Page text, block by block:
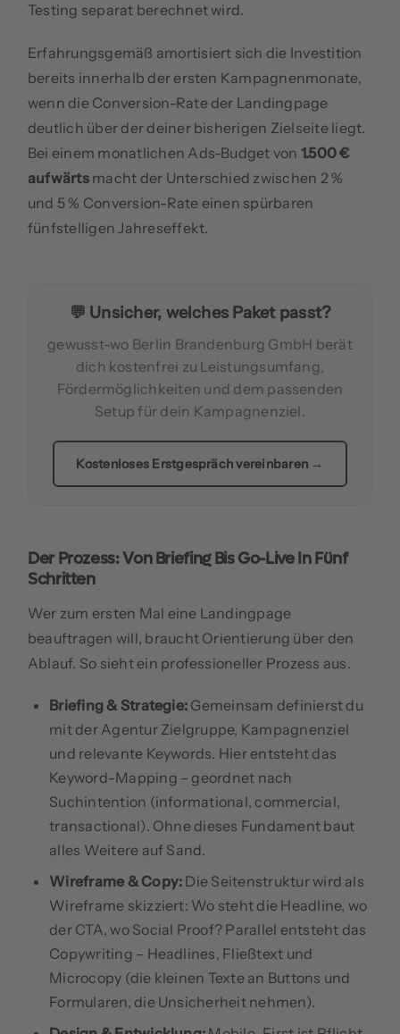
Testing separat berechnet wird.
Erfahrungsgemäß amortisiert sich die Investition
bereits innerhalb der ersten Kampagnenmonate,
wenn die Conversion-Rate der Landingpage
deutlich über der deiner bisherigen Zielseite liegt.
Bei einem monatlichen Ads-Budget von 1.500 €
aufwärtsmacht der Unterschied zwischen 2 %
und 5 % Conversion-Rate einen spürbaren
fünfstelligen Jahreseffekt.
💬 Unsicher, welches Paket passt?
gewusst-wo Berlin Brandenburg GmbH berät
dich kostenfrei zu Leistungsumfang,
Fördermöglichkeiten und dem passenden
Setup für dein Kampagnenziel.
Kostenloses Erstgespräch vereinbaren →
Der Prozess: Von Briefing Bis Go-Live In Fünf
Schritten
Wer zum ersten Mal eine Landingpage
beauftragen will, braucht Orientierung über den
Ablauf. So sieht ein professioneller Prozess aus.
Briefing & Strategie: Gemeinsam definierst du
mit der Agentur Zielgruppe, Kampagnenziel
und relevante Keywords. Hier entsteht das
Keyword-Mapping – geordnet nach
Suchintention (informational, commercial,
transactional). Ohne dieses Fundament baut
alles Weitere auf Sand.
Wireframe & Copy: Die Seitenstruktur wird als
Wireframe skizziert: Wo steht die Headline, wo
der CTA, wo Social Proof? Parallel entsteht das
Copywriting – Headlines, Fließtext und
Microcopy (die kleinen Texte an Buttons und
Formularen, die Unsicherheit nehmen).